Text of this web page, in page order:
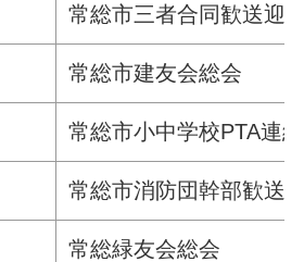
常総市三者合同歓送迎
常総市建友会総会
常総市小中学校PTA連
常総市消防団幹部歓送
常総緑友会総会